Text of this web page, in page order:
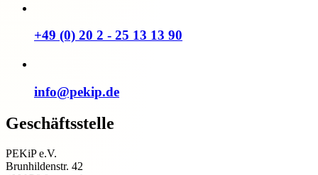
+49 (0) 20 2 - 25 13 13 90
info@pekip.de
Geschäftsstelle
PEKiP e.V.
Brunhildenstr. 42